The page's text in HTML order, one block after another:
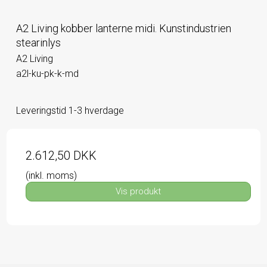
A2 Living kobber lanterne midi. Kunstindustrien
stearinlys
A2 Living
a2l-ku-pk-k-md
Leveringstid 1-3 hverdage
2.612,50 DKK
(inkl. moms)
Vis produkt